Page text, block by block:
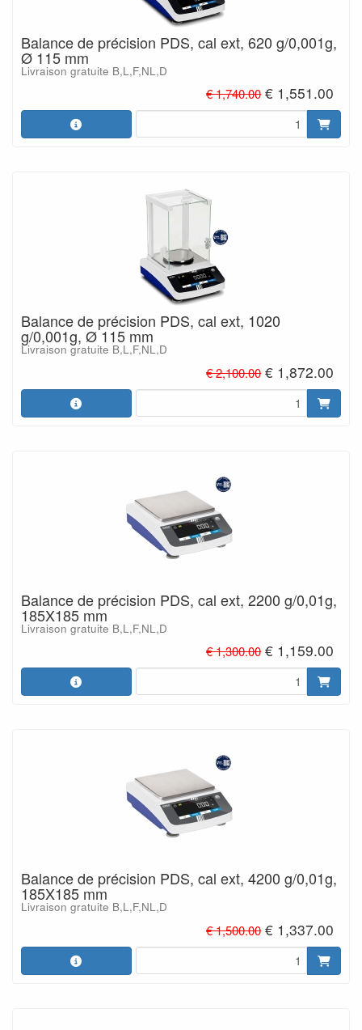
Balance de précision PDS, cal ext, 620 g/0,001g,
Ø 115 mm
Livraison gratuite B,L,F,NL,D
€ 1,740.00 € 1,551.00
Balance de précision PDS, cal ext, 1020
g/0,001g, Ø 115 mm
Livraison gratuite B,L,F,NL,D
€ 2,100.00 € 1,872.00
Balance de précision PDS, cal ext, 2200 g/0,01g,
185X185 mm
Livraison gratuite B,L,F,NL,D
€ 1,300.00 € 1,159.00
Balance de précision PDS, cal ext, 4200 g/0,01g,
185X185 mm
Livraison gratuite B,L,F,NL,D
€ 1,500.00 € 1,337.00